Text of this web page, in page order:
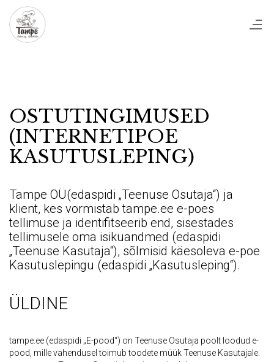
OSTUTINGIMUSED
(INTERNETIPOE
KASUTUSLEPING)
Tampe OÜ(edaspidi „Teenuse Osutaja“) ja
klient, kes vormistab tampe.ee e-poes
tellimuse ja identifitseerib end, sisestades
tellimusele oma isikuandmed (edaspidi
„Teenuse Kasutaja“), sõlmisid käesoleva e-poe
Kasutuslepingu (edaspidi „Kasutusleping“).
ÜLDINE
tampe.ee (edaspidi „E-pood“) on Teenuse Osutaja poolt loodud e-
pood, mille vahendusel toimub toodete müük Teenuse Kasutajale.